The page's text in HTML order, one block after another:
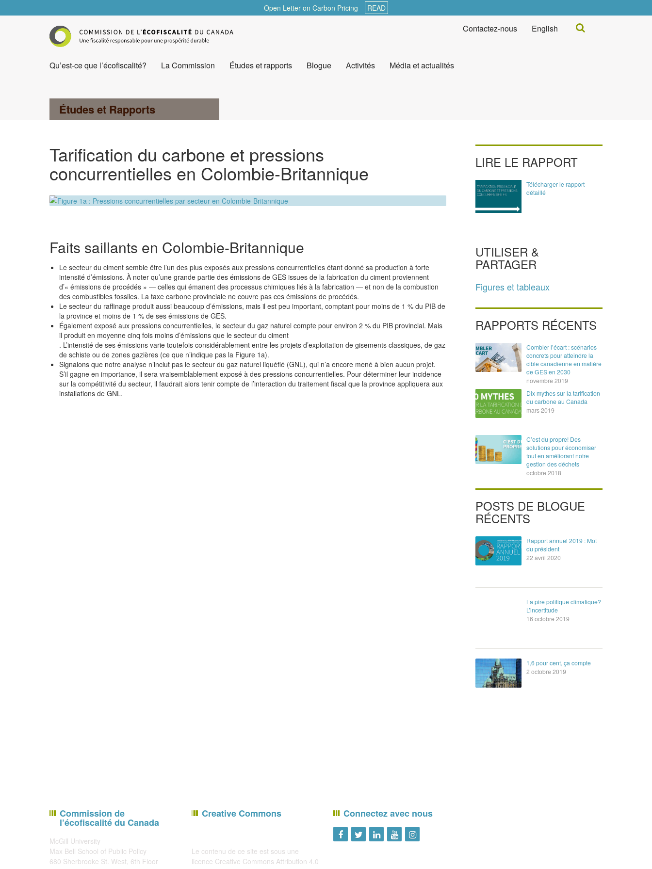
Open Letter on Carbon Pricing READ
Qu’est-ce que l’écofiscalité? La Commission Études et rapports Blogue Activités Média et actualités
Contactez-nous English Rechercher...
Études et Rapports
Tarification du carbone et pressions
concurrentielles en Colombie-Britannique
Faits saillants en Colombie-Britannique
Le secteur du ciment semble être l’un des plus exposés aux pressions concurrentielles étant donné sa production à forte
intensité d’émissions. À noter qu’une grande partie des émissions de GES issues de la fabrication du ciment proviennent
d’« émissions de procédés » — celles qui émanent des processus chimiques liés à la fabrication — et non de la combustion
des combustibles fossiles. La taxe carbone provinciale ne couvre pas ces émissions de procédés.
Le secteur du raffinage produit aussi beaucoup d’émissions, mais il est peu important, comptant pour moins de 1 % du PIB de
la province et moins de 1 % de ses émissions de GES.
Également exposé aux pressions concurrentielles, le secteur du gaz naturel compte pour environ 2 % du PIB provincial. Mais
il produit en moyenne cinq fois moins d’émissions que le secteur du ciment
. L’intensité de ses émissions varie toutefois considérablement entre les projets d’exploitation de gisements classiques, de gaz
de schiste ou de zones gazières (ce que n’indique pas la Figure 1a).
Signalons que notre analyse n’inclut pas le secteur du gaz naturel liquéfié (GNL), qui n’a encore mené à bien aucun projet.
S’il gagne en importance, il sera vraisemblablement exposé à des pressions concurrentielles. Pour déterminer leur incidence
sur la compétitivité du secteur, il faudrait alors tenir compte de l’interaction du traitement fiscal que la province appliquera aux
installations de GNL.
LIRE LE RAPPORT
Télécharger le rapport
détaillé
UTILISER &
PARTAGER
Figures et tableaux
RAPPORTS RÉCENTS
Combler l’écart : scénarios
concrets pour atteindre la
cible canadienne en matière
de GES en 2030
novembre 2019
Dix mythes sur la tarification
du carbone au Canada
mars 2019
C’est du propre! Des
solutions pour économiser
tout en améliorant notre
gestion des déchets
octobre 2018
POSTS DE BLOGUE
RÉCENTS
Rapport annuel 2019 : Mot
du président
22 avril 2020
La pire politique climatique?
L’incertitude
16 octobre 2019
1,6 pour cent, ça compte
2 octobre 2019
Commission de
l’écofiscalité du Canada
McGill University
Max Bell School of Public Policy
680 Sherbrooke St. West, 6th Floor
Creative Commons
Le contenu de ce site est sous une
licence Creative Commons Attribution 4.0
Connectez avec nous